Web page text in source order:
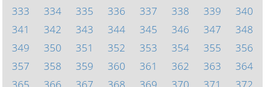
333
334 335 336 337 338 339
340
341
342 343 344 345 346 347
348
349
350 351 352 353 354 355
356
357
358 359 360 361 362 363
364